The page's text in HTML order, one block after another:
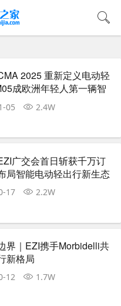
2025 重新定义电动轻
成欧洲年轻人第一辆智
05 2.4W
广交会首日斩获千万订
局智能电动轻出行新生态
17 2.2W
界｜EZI携手Morbidelli共
新格局
12 1.7W